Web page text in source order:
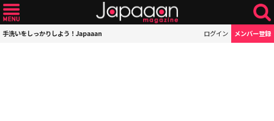
手洗いをしっかりしよう！Japaaan ログイン メンバー登録